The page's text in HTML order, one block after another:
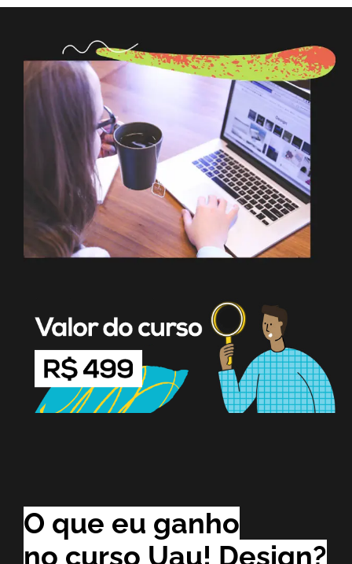
O que eu ganho
no curso Uau! Design?